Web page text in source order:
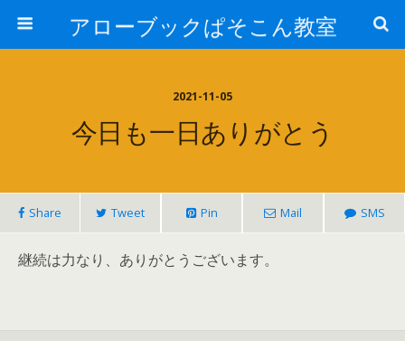
アローブックぱそこん教室
2021-11-05
今日も一日ありがとう
Share Tweet Pin Mail SMS
継続は力なり、ありがとうございます。